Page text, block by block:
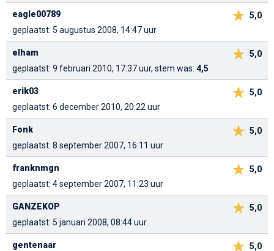
5,0
eagle00789
geplaatst: 5 augustus 2008, 14:47 uur
5,0
elham
geplaatst: 9 februari 2010, 17:37 uur, stem was: 4,5
5,0
erik03
geplaatst: 6 december 2010, 20:22 uur
5,0
Fonk
geplaatst: 8 september 2007, 16:11 uur
5,0
franknmgn
geplaatst: 4 september 2007, 11:23 uur
5,0
GANZEKOP
geplaatst: 5 januari 2008, 08:44 uur
5,0
gentenaar